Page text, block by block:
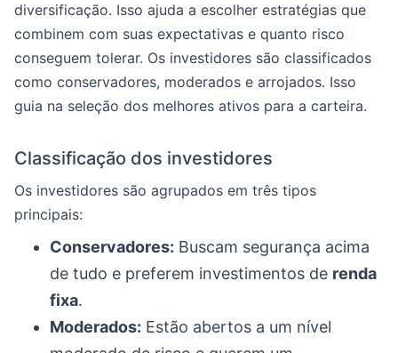
diversificação. Isso ajuda a escolher estratégias que
combinem com suas expectativas e quanto risco
conseguem tolerar. Os investidores são classificados
como conservadores, moderados e arrojados. Isso
guia na seleção dos melhores ativos para a carteira.
Classificação dos investidores
Os investidores são agrupados em três tipos
principais:
Conservadores: Buscam segurança acima
de tudo e preferem investimentos de renda
fixa.
Moderados: Estão abertos a um nível